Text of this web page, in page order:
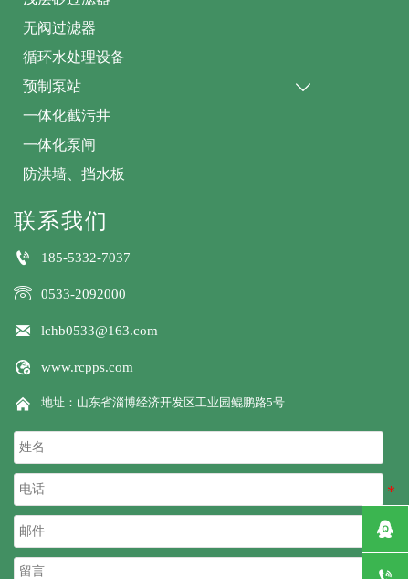
无阀过滤器
循环水处理设备
预制泵站

一体化截污井
一体化泵闸
防洪墙、挡水板
联系我们
 185-5332-7037
 0533-2092000
 lchb0533@163.com
 www.rcpps.com
 地址：山东省淄博经济开发区工业园鲲鹏路5号
